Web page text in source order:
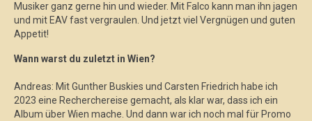
Musiker ganz gerne hin und wieder. Mit Falco kann man ihn jagen
und mit EAV fast vergraulen. Und jetzt viel Vergnügen und guten
Appetit!
Wann warst du zuletzt in Wien?
Andreas: Mit Gunther Buskies und Carsten Friedrich habe ich
2023 eine Recherchereise gemacht, als klar war, dass ich ein
Album über Wien mache. Und dann war ich noch mal für Promo